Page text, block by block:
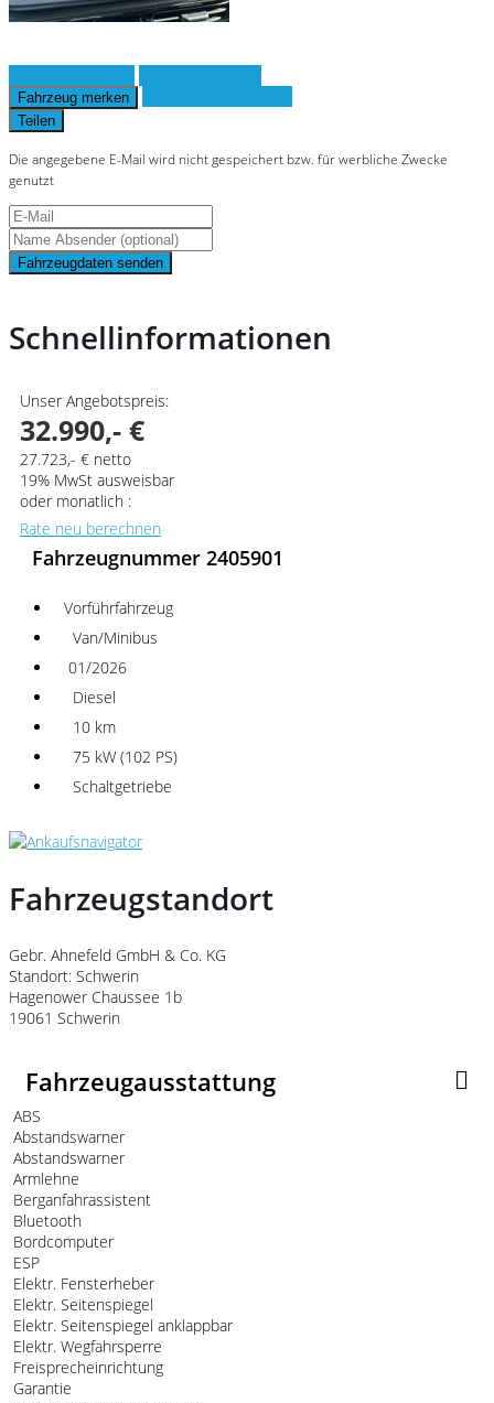
Fahrzeug merken
Teilen
Die angegebene E-Mail wird nicht gespeichert bzw. für werbliche Zwecke
genutzt
Fahrzeugdaten senden
Schnellinformationen
Unser Angebotspreis:
32.990,- €
27.723,- € netto
19% MwSt ausweisbar
oder monatlich :
Rate neu berechnen
Fahrzeugnummer 2405901
Vorführfahrzeug
Van/Minibus
01/2026
Diesel
10 km
75 kW (102 PS)
Schaltgetriebe
Fahrzeugstandort
Gebr. Ahnefeld GmbH & Co. KG
Standort: Schwerin
Hagenower Chaussee 1b
19061 Schwerin
Fahrzeugausstattung
ABS
Abstandswarner
Abstandswarner
Armlehne
Berganfahrassistent
Bluetooth
Bordcomputer
ESP
Elektr. Fensterheber
Elektr. Seitenspiegel
Elektr. Seitenspiegel anklappbar
Elektr. Wegfahrsperre
Freisprecheinrichtung
Garantie